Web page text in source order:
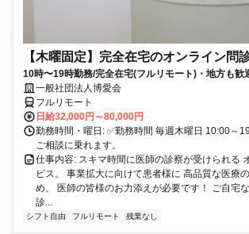
【木曜固定】完全在宅のオンライン問
10時〜19時勤務/完全在宅(フルリモート)・地方も歓
業務一般社団法人博愛会
フルリモート
日給32,000円～80,000円
勤務時間・曜日: ✅勤務時間 毎週木曜日 10:00～
ご相談に乗れます。
仕事内容: スキマ時間に医師の診察が受けられる
ビス。 事業拡大に向けて患者様に 高品質な医療
め、 医師の皆様のお力添えが必要です！ ご自宅
診...
シフト自由 フルリモート 残業なし